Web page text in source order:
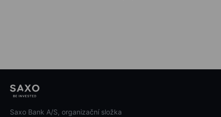
Saxo Bank A/S, organizační složka